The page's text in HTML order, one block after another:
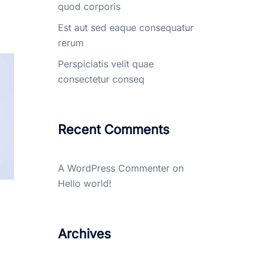
quod corporis
Est aut sed eaque consequatur
rerum
Perspiciatis velit quae
consectetur conseq
Recent Comments
A WordPress Commenteron
Hello world!
Archives